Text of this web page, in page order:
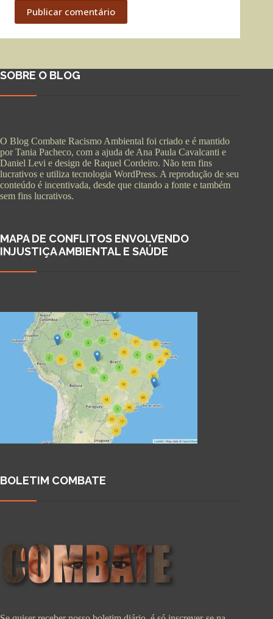
Publicar comentário
SOBRE O BLOG
O Blog Combate Racismo Ambiental foi criado e é mantido
por Tania Pacheco, com a ajuda de Ana Paula Cavalcanti e
Daniel Levi e design de Raquel Cordeiro. Não tem fins
lucrativos e utiliza tecnologia WordPress. A reprodução de seu
conteúdo é incentivada, desde que citando a fonte e também
sem fins lucrativos.
MAPA DE CONFLITOS ENVOLVENDO
INJUSTIÇA AMBIENTAL E SAÚDE
BOLETIM COMBATE